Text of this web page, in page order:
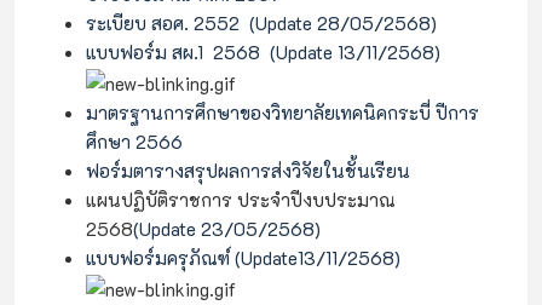
ระเบียบ สอศ. 2552 (Update 28/05/2568)
แบบฟอร์ม สผ.1 2568 (Update 13/11/2568)
มาตรฐานการศึกษาของวิทยาลัยเทคนิคกระบี่ ปีการ
ศึกษา 2566
ฟอร์มตารางสรุปผลการส่งวิจัยในชั้นเรียน
แผนปฏิบัติราชการ ประจำปีงบประมาณ
2568(Update 23/05/2568)
แบบฟอร์มครุภัณฑ์ (Update13/11/2568)